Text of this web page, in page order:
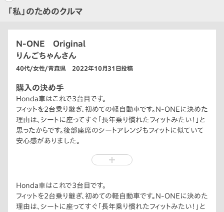
「私」のためのクルマ
N-ONE Original
りんごちゃんさん
40代/女性/青森県 2022年10月31日投稿
購入の決め手
Honda車はこれで3台目です。
フィットを2台乗り継ぎ、初めての軽自動車です。N-ONEに決めた
理由は、シートに座ってすぐ「長年乗り慣れたフィットみたい！」と
思ったからです。後部座席のシートアレンジもフィットに似ていて
安心感がありました。
出掛けた思い出の車です。
心からかわいいと思える、私のための車を買いました。これから
も息子が働く北海道にN-ONEと一緒に遊びに行きます。
Honda車はこれで3台目です。
フィットを2台乗り継ぎ、初めての軽自動車です。N-ONEに決めた
理由は、シートに座ってすぐ「長年乗り慣れたフィットみたい！」と